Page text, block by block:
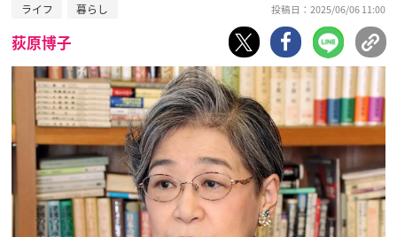
ライフ 暮らし 投稿日：2025/06/06 11:00
荻原博子